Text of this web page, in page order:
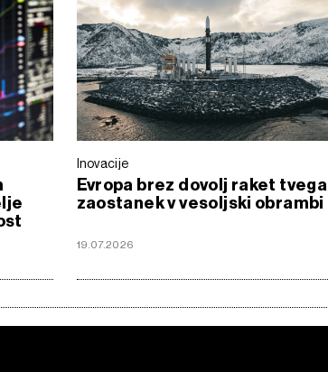
Inovacije
Evropa brez dovolj raket tvega
zaostanek v vesoljski obrambi
19.07.2026